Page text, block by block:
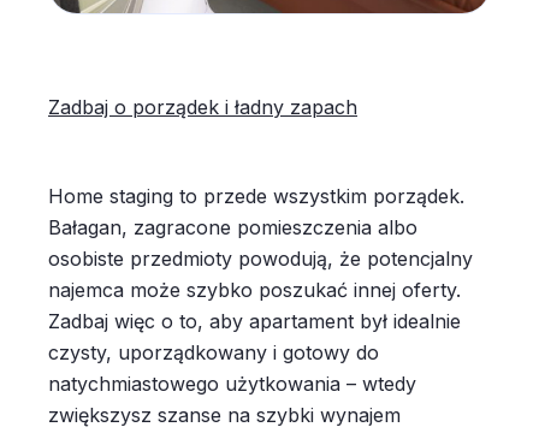
Zadbaj o porządek i ładny zapach
Home staging to przede wszystkim porządek.
Bałagan, zagracone pomieszczenia albo
osobiste przedmioty powodują, że potencjalny
najemca może szybko poszukać innej oferty.
Zadbaj więc o to, aby apartament był idealnie
czysty, uporządkowany i gotowy do
natychmiastowego użytkowania – wtedy
zwiększysz szanse na szybki wynajem